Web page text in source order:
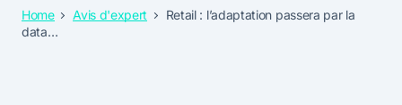
Home Avis d'expert
Retail : l’adaptation passera par la
data…